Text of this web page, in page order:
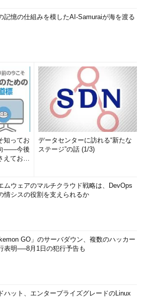
記憶の仕組みを模したAI-Samuraiが海を渡る
知ってお
――今後
えておき
データセンターに訪れる“新たな
ステージ”の話 (1/3)
ムウェアのマルチクラウド戦略は、DevOps
情シスの役割を支えられるか
GO」のサーバダウン、複数のハッカー
表明──8月1日の犯行予告も
ハット、エンタープライズグレードのLinux